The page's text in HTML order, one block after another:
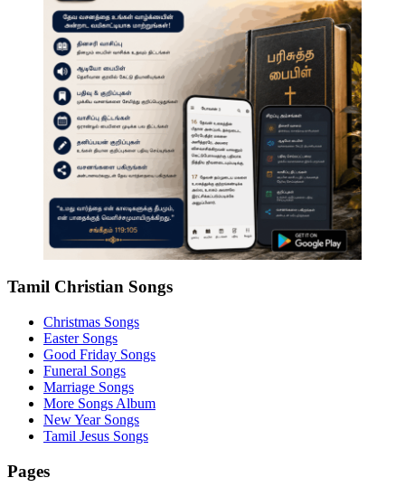
Tamil Christian Songs
Christmas Songs
Easter Songs
Good Friday Songs
Funeral Songs
Marriage Songs
More Songs Album
New Year Songs
Tamil Jesus Songs
Pages